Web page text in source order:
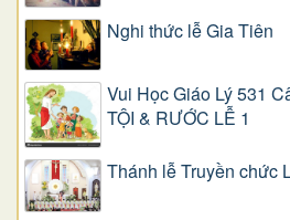
Nghi thức lễ Gia Tiên
Vui Học Giáo Lý 531
TỘI & RƯỚC LỄ 1
Thánh lễ Truyền chức